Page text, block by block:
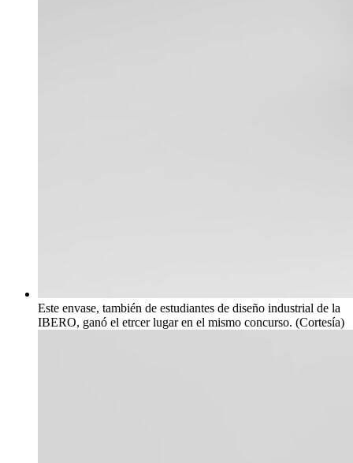
Este envase, también de estudiantes de diseño industrial de la
IBERO, ganó el etrcer lugar en el mismo concurso. (Cortesía)